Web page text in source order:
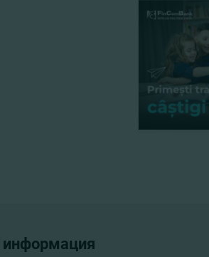
информация